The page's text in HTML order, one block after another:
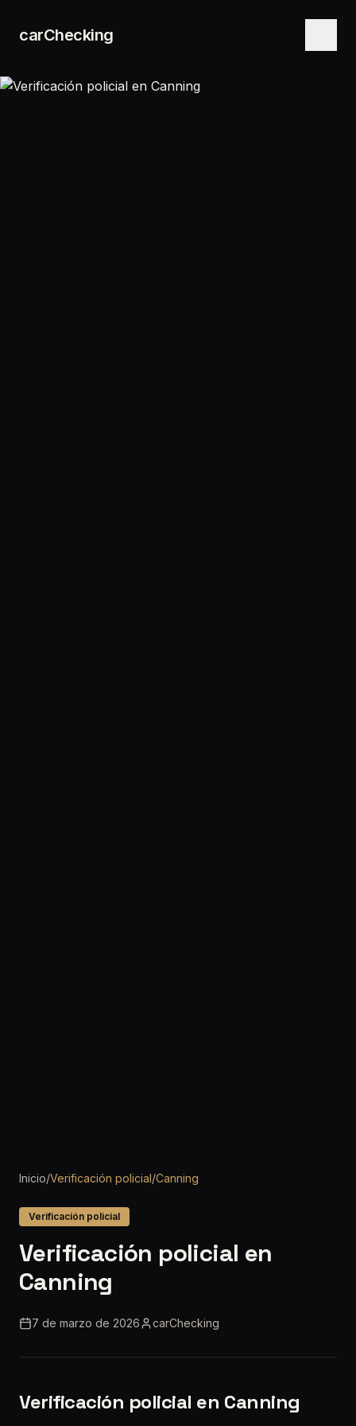
carChecking
Inicio/Verificación policial/Canning
Verificación policial
Verificación policial en
Canning
7 de marzo de 2026 carChecking
Verificación policial en Canning